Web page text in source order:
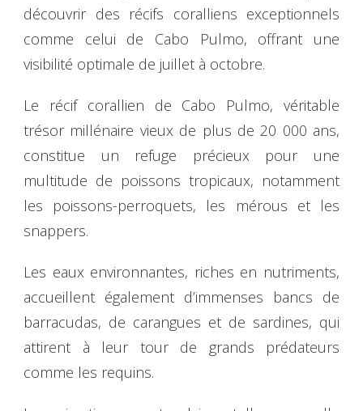
découvrir des récifs coralliens exceptionnels
comme celui de Cabo Pulmo, offrant une
visibilité optimale de juillet à octobre.
Le récif corallien de Cabo Pulmo, véritable
trésor millénaire vieux de plus de 20 000 ans,
constitue un refuge précieux pour une
multitude de poissons tropicaux, notamment
les poissons-perroquets, les mérous et les
snappers.
Les eaux environnantes, riches en nutriments,
accueillent également d’immenses bancs de
barracudas, de carangues et de sardines, qui
attirent à leur tour de grands prédateurs
comme les requins.